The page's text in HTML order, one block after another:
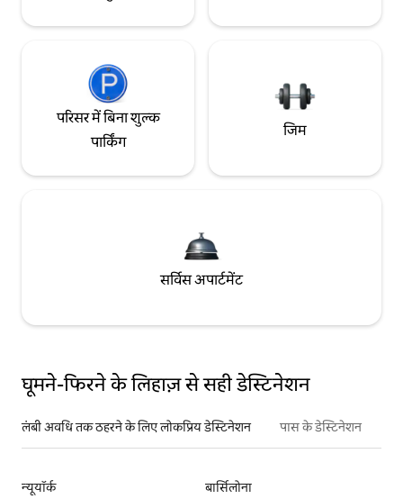
परिसर में बिना शुल्क
पार्किंग
जिम
सर्विस अपार्टमेंट
घूमने-फिरने के लिहाज़ से सही डेस्टिनेशन
लंबी अवधि तक ठहरने के लिए लोकप्रिय डेस्टिनेशन पास के डेस्टिनेशन
न्यूयॉर्क
बार्सिलोना